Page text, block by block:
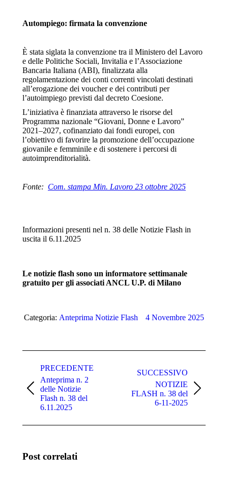
Autompiego: firmata la convenzione
È stata siglata la convenzione tra il Ministero del Lavoro
e delle Politiche Sociali, Invitalia e l’Associazione
Bancaria Italiana (ABI), finalizzata alla
regolamentazione dei conti correnti vincolati destinati
all’erogazione dei voucher e dei contributi per
l’autoimpiego previsti dal decreto Coesione.
L’iniziativa è finanziata attraverso le risorse del
Programma nazionale “Giovani, Donne e Lavoro”
2021–2027, cofinanziato dai fondi europei, con
l’obiettivo di favorire la promozione dell’occupazione
giovanile e femminile e di sostenere i percorsi di
autoimprenditorialità.
Fonte: Com. stampa Min. Lavoro 23 ottobre 2025
Informazioni presenti nel n. 38 delle Notizie Flash in
uscita il 6.11.2025
Le notizie flash sono un informatore settimanale
gratuito per gli associati ANCL U.P. di Milano
Categoria: Anteprima Notizie Flash 4 Novembre 2025
post
PRECEDENTE
Post
precedente:
Anteprima n. 2
delle Notizie
Flash n. 38 del
6.11.2025
SUCCESSIVO
Prossimo
NOTIZIE
FLASH n. 38 del
6-11-2025
Post correlati